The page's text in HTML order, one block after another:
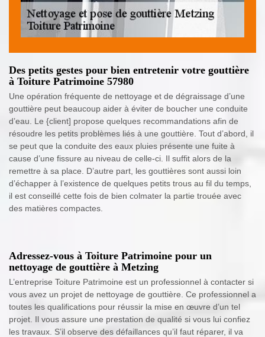
Des petits gestes pour bien entretenir votre gouttière
à Toiture Patrimoine 57980
Une opération fréquente de nettoyage et de dégraissage d’une
gouttière peut beaucoup aider à éviter de boucher une conduite
d’eau. Le {client] propose quelques recommandations afin de
résoudre les petits problèmes liés à une gouttière. Tout d’abord, il
se peut que la conduite des eaux pluies présente une fuite à
cause d’une fissure au niveau de celle-ci. Il suffit alors de la
remettre à sa place. D’autre part, les gouttières sont aussi loin
d’échapper à l’existence de quelques petits trous au fil du temps,
il est conseillé cette fois de bien colmater la partie trouée avec
des matières compactes.
Adressez-vous à Toiture Patrimoine pour un
nettoyage de gouttière à Metzing
L’entreprise Toiture Patrimoine est un professionnel à contacter si
vous avez un projet de nettoyage de gouttière. Ce professionnel a
toutes les qualifications pour réussir la mise en œuvre d’un tel
projet. Il vous assure une prestation de qualité si vous lui confiez
les travaux. S’il observe des défaillances qu’il faut réparer, il va